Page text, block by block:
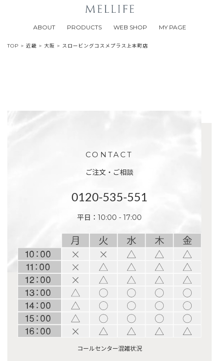
ABOUT PRODUCTS WEB SHOP MY PAGE
TOP > 近畿 > 大阪 > スロービングコスメプラス上本町店
CONTACT
ご注文・ご相談
0120-535-551
平日：10:00 - 17:00
コールセンター混雑状況